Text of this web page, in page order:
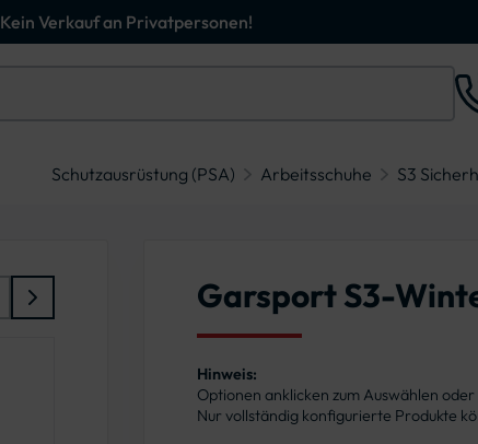
Kein Verkauf an Privatpersonen!
Schutzausrüstung (PSA) Arbeitsschuhe S3
Garsport S3-
Hinweis:
Optionen anklicken zum Auswählen
Nur vollständig konfigurierte Produkte